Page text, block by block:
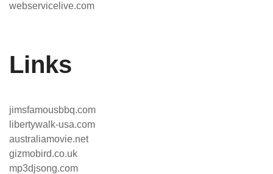
webservicelive.com
Links
jimsfamousbbq.com
libertywalk-usa.com
australiamovie.net
gizmobird.co.uk
mp3djsong.com